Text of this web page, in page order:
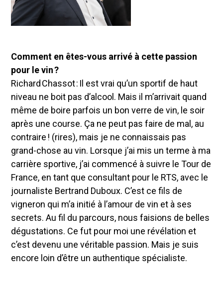
Comment en êtes-vous arrivé à cette passion
pour le vin ?
Richard Chassot : Il est vrai qu’un sportif de haut
niveau ne boit pas d’alcool. Mais il m’arrivait quand
même de boire parfois un bon verre de vin, le soir
après une course. Ça ne peut pas faire de mal, au
contraire ! (rires), mais je ne connaissais pas
grand-chose au vin. Lorsque j’ai mis un terme à ma
carrière sportive, j’ai commencé à suivre le Tour de
France, en tant que consultant pour le RTS, avec le
journaliste Bertrand Duboux. C’est ce fils de
vigneron qui m’a initié à l’amour de vin et à ses
secrets. Au fil du parcours, nous faisions de belles
dégustations. Ce fut pour moi une révélation et
c’est devenu une véritable passion. Mais je suis
encore loin d’être un authentique spécialiste.